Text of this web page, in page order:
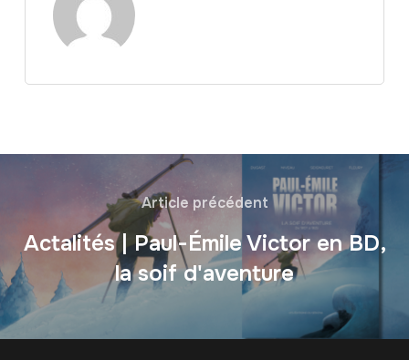
Article précédent
Actalités | Paul-Émile Victor en BD,
la soif d'aventure